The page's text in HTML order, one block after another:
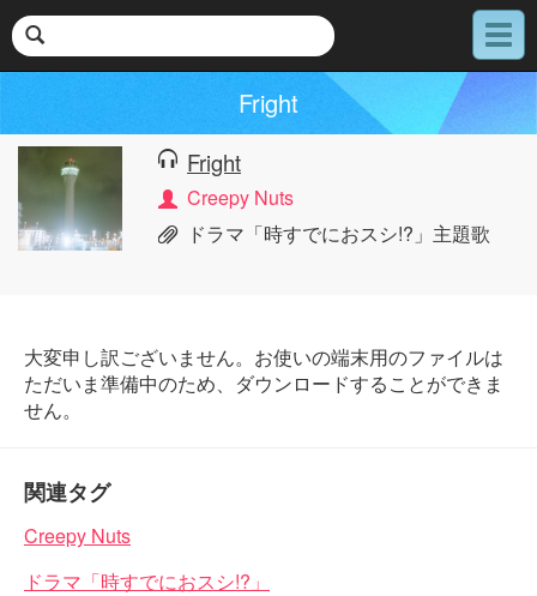
メ
ニ
Fright
Fright
Creepy Nuts
ドラマ「時すでにおスシ!?」主題歌
大変申し訳ございません。お使いの端末用のファイルは
ただいま準備中のため、ダウンロードすることができま
せん。
関連タグ
Creepy Nuts
ドラマ「時すでにおスシ!?」